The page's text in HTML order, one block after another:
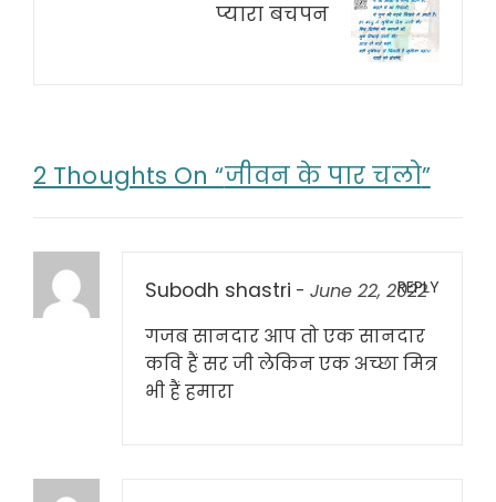
प्यारा बचपन
2 Thoughts On “जीवन के पार चलो”
Subodh shastri - June 22, 2022
REPLY
गजब सानदार आप तो एक सानदार
कवि हैं सर जी लेकिन एक अच्छा मित्र
भी हैं हमारा